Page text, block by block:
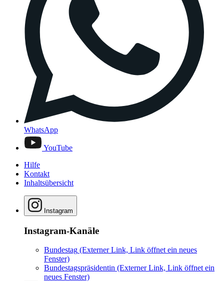
WhatsApp
YouTube
Hilfe
Kontakt
Inhaltsübersicht
Instagram
Instagram-Kanäle
Bundestag (Externer Link, Link öffnet ein neues
Fenster)
Bundestagspräsidentin (Externer Link, Link öffnet ein
neues Fenster)